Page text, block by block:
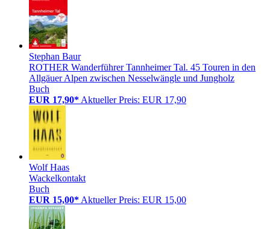
Stephan Baur
ROTHER Wanderführer Tannheimer Tal. 45 Touren in den
Allgäuer Alpen zwischen Nesselwängle und Jungholz
Buch
EUR 17,90* Aktueller Preis: EUR 17,90
Wolf Haas
Wackelkontakt
Buch
EUR 15,00* Aktueller Preis: EUR 15,00